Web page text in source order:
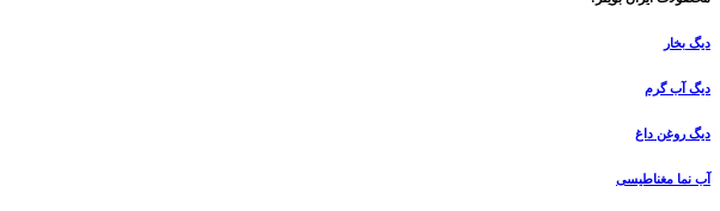
دیگ بخار
دیگ آب گرم
دیگ روغن داغ
آب نما مغناطیسی